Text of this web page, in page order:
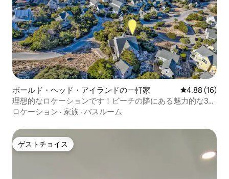
ボールド・ヘッド・アイランドの一軒家 レビュー16
4.88 (16)
理想的なロケーションです！ビーチの隣にある魅力的な3寝
室2.5バスルーム
ロケーション · 家族 · バスルーム
ゲストチョイス
ゲストチョイス